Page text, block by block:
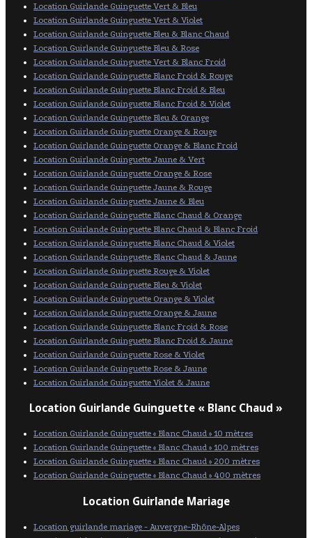
Location Guirlande Guinguette Vert & Bleu
Location Guirlande Guinguette Vert & Violet
Location Guirlande Guinguette Bleu & Blanc Chaud
Location Guirlande Guinguette Bleu & Rose
Location Guirlande Guinguette Vert & Blanc Froid
Location Guirlande Guinguette Blanc Froid & Rouge
Location Guirlande Guinguette Blanc Froid & Bleu
Location Guirlande Guinguette Blanc Froid & Violet
Location Guirlande Guinguette Bleu & Orange
Location Guirlande Guinguette Orange & Rouge
Location Guirlande Guinguette Orange & Blanc Froid
Location Guirlande Guinguette Jaune & Vert
Location Guirlande Guinguette Orange & Rose
Location Guirlande Guinguette Jaune & Rouge
Location Guirlande Guinguette Jaune & Bleu
Location Guirlande Guinguette Blanc Chaud & Orange
Location Guirlande Guinguette Blanc Chaud & Blanc Froid
Location Guirlande Guinguette Blanc Chaud & Violet
Location Guirlande Guinguette Blanc Chaud & Jaune
Location Guirlande Guinguette Rouge & Violet
Location Guirlande Guinguette Bleu & Violet
Location Guirlande Guinguette Orange & Violet
Location Guirlande Guinguette Orange & Jaune
Location Guirlande Guinguette Blanc Froid & Rose
Location Guirlande Guinguette Blanc Froid & Jaune
Location Guirlande Guinguette Rose & Violet
Location Guirlande Guinguette Rose & Jaune
Location Guirlande Guinguette Violet & Jaune
Location Guirlande Guinguette « Blanc Chaud »
Location Guirlande Guinguette « Blanc Chaud » 10 mètres
Location Guirlande Guinguette « Blanc Chaud » 100 mètres
Location Guirlande Guinguette « Blanc Chaud » 200 mètres
Location Guirlande Guinguette « Blanc Chaud » 400 mètres
Location Guirlande Mariage
Location guirlande mariage - Auvergne-Rhône-Alpes